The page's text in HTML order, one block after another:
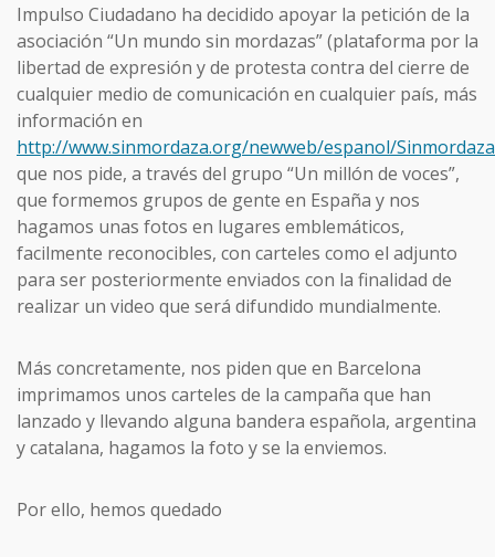
Impulso Ciudadano ha decidido apoyar la petición de la
asociación “Un mundo sin mordazas” (plataforma por la
libertad de expresión y de protesta contra del cierre de
cualquier medio de comunicación en cualquier país, más
información en
http://www.sinmordaza.org/newweb/espanol/
que nos pide, a través del grupo “Un millón de voces”,
que formemos grupos de gente en España y nos
hagamos unas fotos en lugares emblemáticos,
facilmente reconocibles, con carteles como el adjunto
para ser posteriormente enviados con la finalidad de
realizar un video que será difundido mundialmente.
Más concretamente, nos piden que en Barcelona
imprimamos unos carteles de la campaña que han
lanzado y llevando alguna bandera española, argentina
y catalana, hagamos la foto y se la enviemos.
Por ello, hemos quedado